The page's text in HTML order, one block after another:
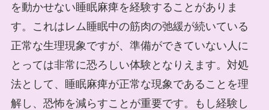
を動かせない睡眠麻痺を経験することがありま
す。これはレム睡眠中の筋肉の弛緩が続いている
正常な生理現象ですが、準備ができていない人に
とっては非常に恐ろしい体験となりえます。対処
法として、睡眠麻痺が正常な現象であることを理
解し、恐怖を減らすことが重要です。もし経験し